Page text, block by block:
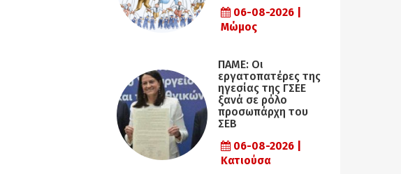
06-08-2026 |
Μώμος
ΠΑΜΕ: Οι
εργατοπατέρες της
ηγεσίας της ΓΣΕΕ
ξανά σε ρόλο
προσωπάρχη του
ΣΕΒ
06-08-2026 |
Κατιούσα